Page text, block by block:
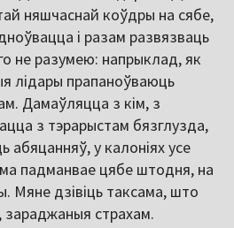
няшчаснай коўдры на сябе,
і разам развязваць
не разумею: напрыклад, як
лідары прапаноўваюць
Дамаўляцца з кім, з
з тэрарыстам бязглузда,
абяцанняў, у калоніях усе
падманвае цябе штодня, на
Мяне дзівіць таксама, што
зараджаныя страхам.